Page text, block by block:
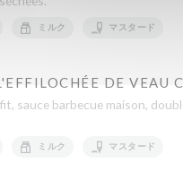
ミルク マスタード
DE VEAU
sauce barbecue maison,
ミルク マスタード